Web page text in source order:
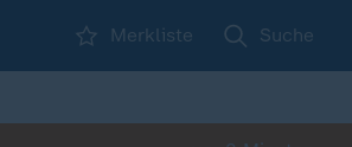
Merkliste Suche